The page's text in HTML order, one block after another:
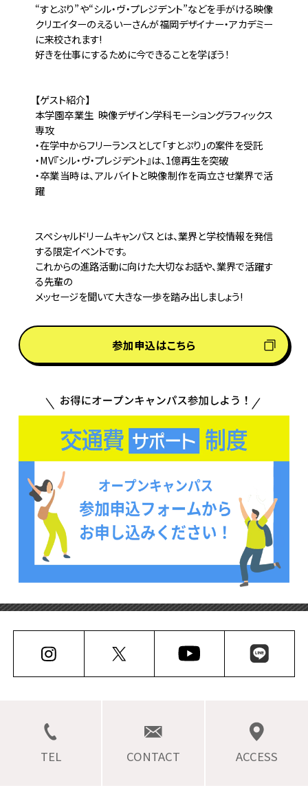
“すとぷり”や“シル・ヴ・プレジデント”などを手がける映像
クリエイターのえるいーさんが福岡デザイナー・アカデミー
に来校されます!
好きを仕事にするために今できることを学ぼう！
【ゲスト紹介】
本学園卒業生  映像デザイン学科モーショングラフィックス
専攻
・在学中からフリーランスとして「すとぷり」の案件を受託
・MV『シル・ヴ・プレジデント』は、1億再生を突破
・卒業当時は、アルバイトと映像制作を両立させ業界で活
躍
スペシャルドリームキャンパスとは、業界と学校情報を発信
する限定イベントです。
これからの進路活動に向けた大切なお話や、業界で活躍す
る先輩の
参加申込はこちら
TEL CONTACT ACCESS